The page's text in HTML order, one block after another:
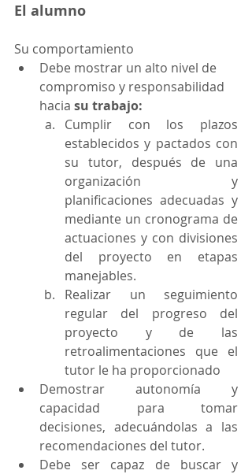
El alumno
Su comportamiento
Debe mostrar un alto nivel de
compromiso y responsabilidad
hacia su trabajo:
Cumplir con los plazos
establecidos y pactados con
su tutor, después de una
organización y
planificaciones adecuadas y
mediante un cronograma de
actuaciones y con divisiones
del proyecto en etapas
manejables.
Realizar un seguimiento
regular del progreso del
proyecto y de las
retroalimentaciones que el
tutor le ha proporcionado
Demostrar autonomía y
capacidad para tomar
decisiones, adecuándolas a las
recomendaciones del tutor.
Debe ser capaz de buscar y